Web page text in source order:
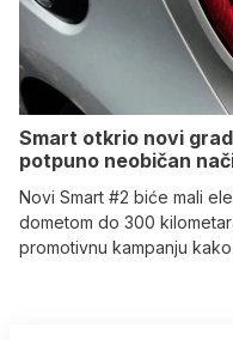
Smart otkrio novi
potpuno neobičan
Novi Smart #2 biće mali
dometom do 300
promotivnu kampanju